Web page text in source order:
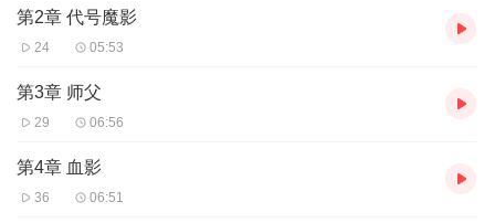
第2章 代号魔影
24 05:53
第3章 师父
29 06:56
第4章 血影
36 06:51